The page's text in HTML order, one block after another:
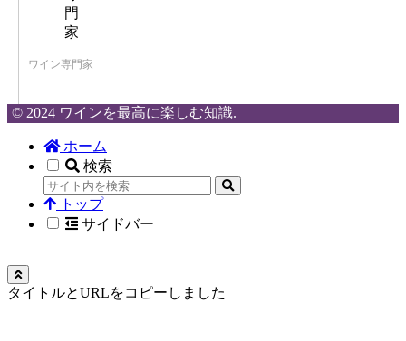
ワイン専門家
© 2024 ワインを最高に楽しむ知識.
ホーム
検索
トップ
サイドバー
タイトルとURLをコピーしました